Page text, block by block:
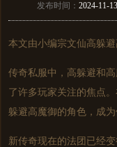
发布时间： 2024-11-
本文由小编宗文仙高躲
传奇私服中，高躲避和
了许多玩家关注的焦点
躲避高魔御的角色，成为
新传奇现在的法团已经